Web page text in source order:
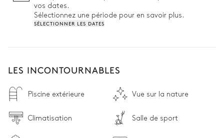
vos dates.
Sélectionnez une période pour en savoir plus.
SÉLECTIONNER LES DATES
LES INCONTOURNABLES
Piscine extérieure Vue sur la nature
Climatisation Salle de sport